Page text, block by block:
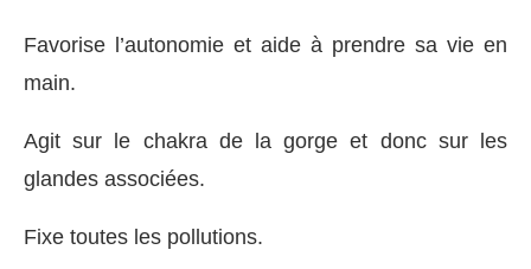
Favorise l’autonomie et aide à prendre sa vie en
main.
Agit sur le chakra de la gorge et donc sur les
glandes associées.
Fixe toutes les pollutions.